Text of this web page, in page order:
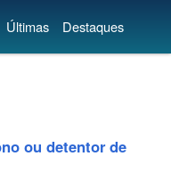
Últimas Destaques
ou detentor de